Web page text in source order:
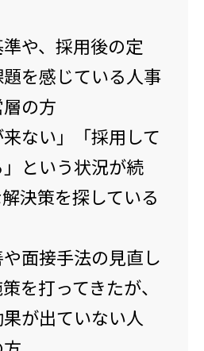
や、採用後の定
を感じている人事
の方
来ない」「採用して
という状況が続
決策を探している
面接手法の見直し
を打ってきたが、
が出ていない人